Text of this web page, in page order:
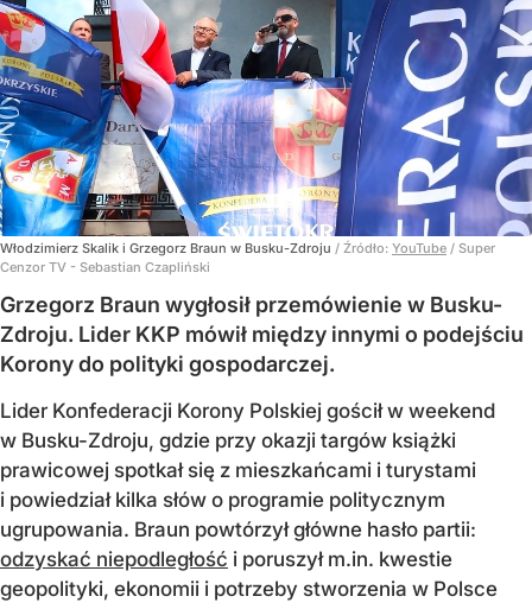
Włodzimierz Skalik i Grzegorz Braun w Busku-Zdroju / Źródło: YouTube / Super
Cenzor TV - Sebastian Czapliński
Grzegorz Braun wygłosił przemówienie w Busku-
Zdroju. Lider KKP mówił między innymi o podejściu
Korony do polityki gospodarczej.
Lider Konfederacji Korony Polskiej gościł w weekend
w Busku-Zdroju, gdzie przy okazji targów książki
prawicowej spotkał się z mieszkańcami i turystami
i powiedział kilka słów o programie politycznym
ugrupowania. Braun powtórzył główne hasło partii:
odzyskać niepodległość i poruszył m.in. kwestie
geopolityki, ekonomii i potrzeby stworzenia w Polsce